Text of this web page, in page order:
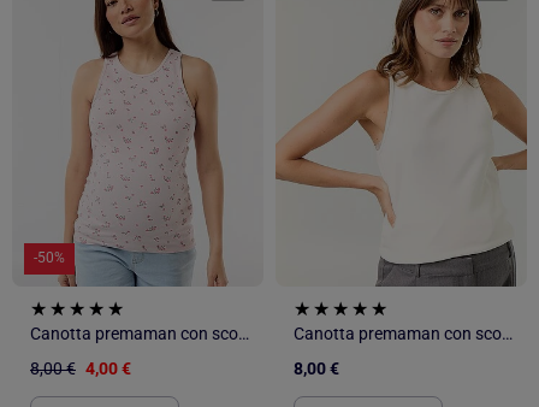
-50%
Canotta premaman con scollo all'americana
8,00 € 4,00 €
Canotta premaman con scollo all'americana
8,00 €